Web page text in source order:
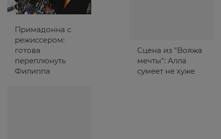
Сцена из "Вояжа
мечты": Алла
сумеет не хуже
Примадонна с
режиссером:
готова
переплюнуть
Филиппа